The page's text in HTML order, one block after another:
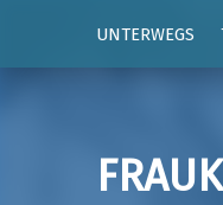
UNTERWEGS